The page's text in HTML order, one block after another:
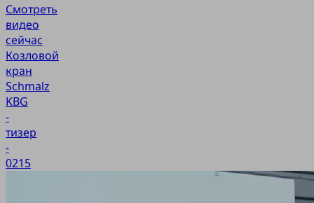
Смотреть
видео
сейчас
Козловой
кран
Schmalz
KBG
-
тизер
-
0215